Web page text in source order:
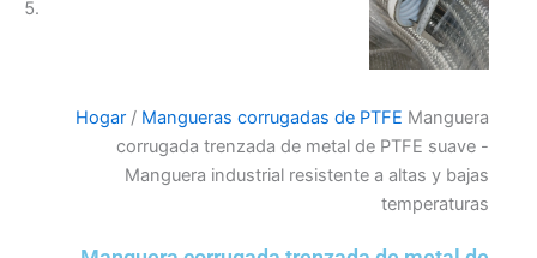
Hogar / Mangueras corrugadas de PTFE Manguera
corrugada trenzada de metal de PTFE suave -
Manguera industrial resistente a altas y bajas
temperaturas